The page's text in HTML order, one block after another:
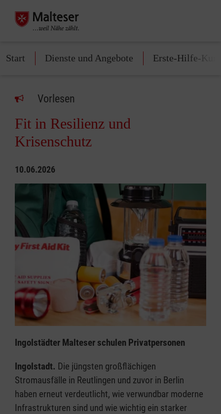
Start Dienste und Angebote Erste-Hilfe-
Vorlesen
Fit in Resilienz und
Krisenschutz
10.06.2026
Ingolstädter Malteser schulen Privatpersonen
Ingolstadt. Die jüngsten großflächigen
Stromausfälle in Reutlingen und zuvor in Berlin
haben erneut verdeutlicht, wie verwundbar moderne
Infrastrukturen sind und wie wichtig ein starker